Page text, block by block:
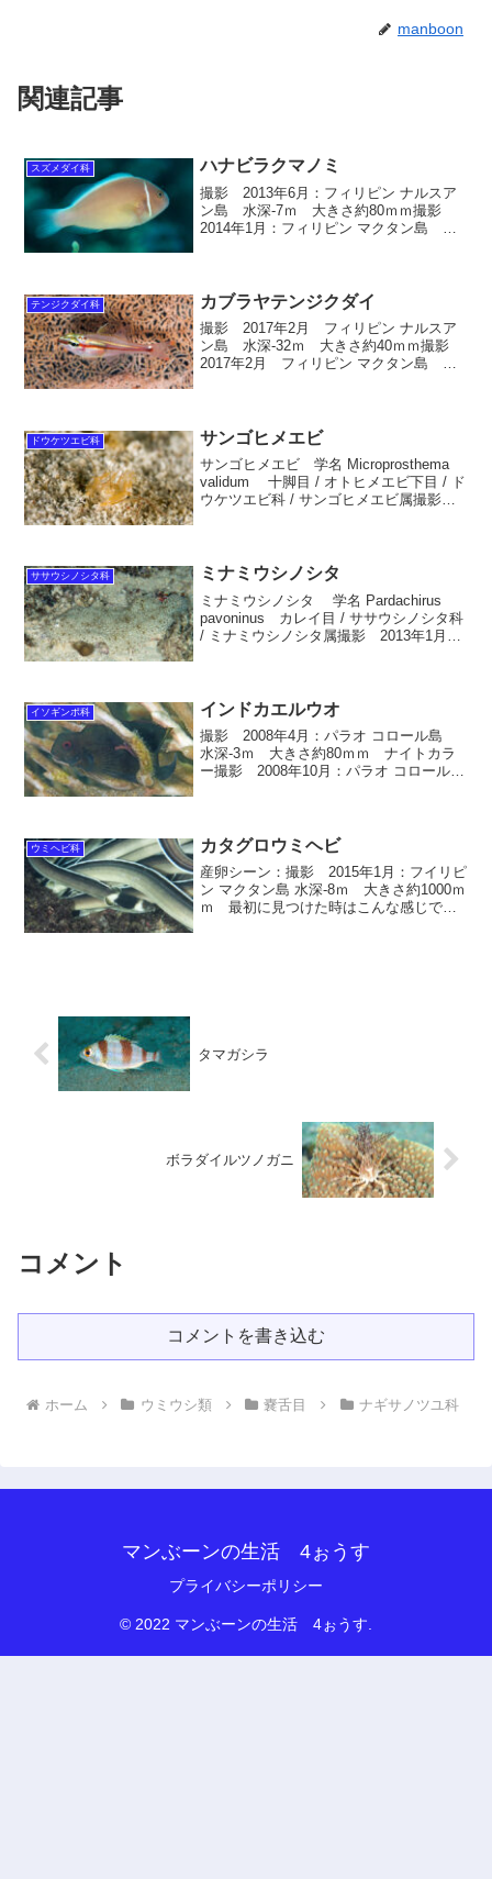
manboon
関連記事
スズメダイ科 ハナビラクマノミ
撮影 2013年6月：フィリピン ナルスア
ン島 水深-7ｍ 大きさ約80ｍｍ撮影
2014年1月：フィリピン マクタン島 水
テンジクダイ科 カブラヤテンジクダイ
撮影 2017年2月 フィリピン ナルスア
ン島 水深-32ｍ 大きさ約40ｍｍ撮影
2017年2月 フィリピン マクタン島 水
ドウケツエビ科 サンゴヒメエビ
サンゴヒメエビ 学名 Microprosthema
validum 十脚目 / オトヒメエビ下目 / ド
ウケツエビ科 / サンゴヒメエビ属撮影
ササウシノシタ科 ミナミウシノシタ
ミナミウシノシタ 学名 Pardachirus
pavoninus カレイ目 / ササウシノシタ科
/ ミナミウシノシタ属撮影 2013年1月：
イソギンポ科 インドカエルウオ
撮影 2008年4月：パラオ コロール島
水深-3ｍ 大きさ約80ｍｍ ナイトカラ
ー撮影 2008年10月：パラオ コロール
ウミヘビ科 カタグロウミヘビ
産卵シーン：撮影 2015年1月：フイリピ
ン マクタン島 水深-8ｍ 大きさ約1000ｍ
ｍ 最初に見つけた時はこんな感じでし
タマガシラ
ボラダイルツノガニ
コメント
コメントを書き込む
ホーム ウミウシ類 嚢舌目 ナギサノツユ科
マンぶーンの生活 4ぉうす
プライバシーポリシー
© 2022 マンぶーンの生活 4ぉうす.